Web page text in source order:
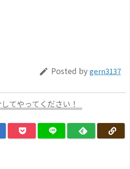
 Posted bygern3137
てやってください！